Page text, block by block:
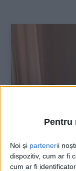
Pentru
Noi și partenerii
dispozitiv, cum ar fi
cum ar fi
ŞTIRILE